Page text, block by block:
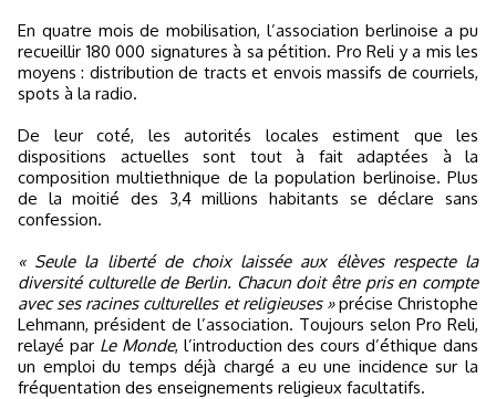
En quatre mois de mobilisation, l’association berlinoise a pu
recueillir 180 000 signatures à sa pétition. Pro Reli y a mis les
moyens : distribution de tracts et envois massifs de courriels,
spots à la radio.
De leur coté, les autorités locales estiment que les
dispositions actuelles sont tout à fait adaptées à la
composition multiethnique de la population berlinoise. Plus
de la moitié des 3,4 millions habitants se déclare sans
confession.
« Seule la liberté de choix laissée aux élèves respecte la
diversité culturelle de Berlin. Chacun doit être pris en compte
avec ses racines culturelles et religieuses »précise Christophe
Lehmann, président de l’association. Toujours selon Pro Reli,
relayé par Le Monde, l’introduction des cours d’éthique dans
un emploi du temps déjà chargé a eu une incidence sur la
fréquentation des enseignements religieux facultatifs.